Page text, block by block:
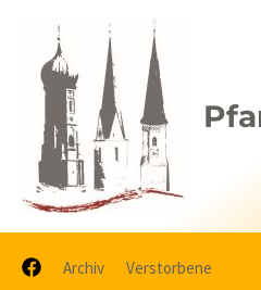
springen
Archiv Verstorbene